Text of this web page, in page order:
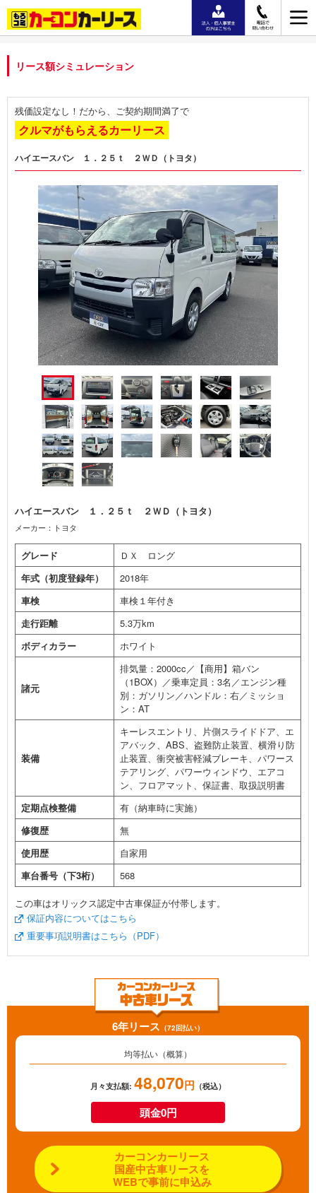
リース額シミュレーション
残価設定なし！だから、ご契約期間満了で
クルマがもらえるカーリース
ハイエースバン １．２５ｔ ２ＷＤ（トヨタ）
ハイエースバン １．２５ｔ ２ＷＤ（トヨタ）
メーカー：トヨタ
グレード
ＤＸ ロング
年式（初度登録年）
2018年
車検
車検１年付き
走行距離
5.3万km
ボディカラー
ホワイト
諸元
排気量：2000cc／【商用】箱バン
（1BOX）／乗車定員：3名／エンジン種
別：ガソリン／ハンドル：右／ミッショ
ン：AT
装備
キーレスエントリ、片側スライドドア、エ
アバック、ABS、盗難防止装置、横滑り防
止装置、衝突被害軽減ブレーキ、パワース
テアリング、パワーウィンドウ、エアコ
ン、フロアマット、保証書、取扱説明書
定期点検整備
有（納車時に実施）
修復歴
無
使用歴
自家用
車台番号（下3桁）
568
この車はオリックス認定中古車保証が付帯します。
保証内容についてはこちら
重要事項説明書はこちら（PDF）
6年リース （72回払い）
均等払い（概算）
月々支払額: 48,070円 （税込）
頭金0円
カーコンカーリース
国産中古車リースを
WEBで事前に申込み